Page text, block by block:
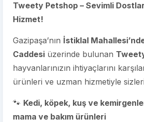
Tweety Petshop – Sevimli
Hizmet!
Gazipaşa’nın İstiklal
Caddesi üzerinde bulunan
hayvanlarınızın ihtiyaçlarını
ürünleri ve uzman hizmetiyle
🐾 Kedi, köpek, kuş ve
mama ve bakım ürünleri